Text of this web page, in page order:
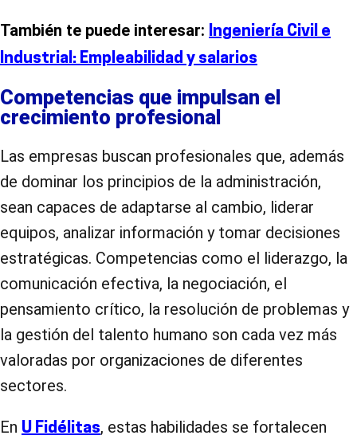
También te puede interesar: Ingeniería Civil e
Industrial: Empleabilidad y salarios
Competencias que impulsan el
crecimiento profesional
Las empresas buscan profesionales que, además
de dominar los principios de la administración,
sean capaces de adaptarse al cambio, liderar
equipos, analizar información y tomar decisiones
estratégicas. Competencias como el liderazgo, la
comunicación efectiva, la negociación, el
pensamiento crítico, la resolución de problemas y
la gestión del talento humano son cada vez más
valoradas por organizaciones de diferentes
sectores.
En U Fidélitas, estas habilidades se fortalecen